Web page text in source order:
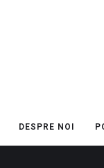
DESPRE NOI